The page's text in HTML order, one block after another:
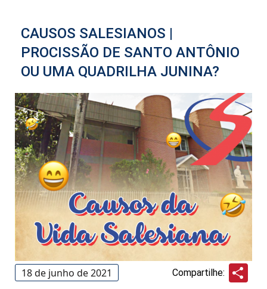
CAUSOS SALESIANOS |
PROCISSÃO DE SANTO ANTÔNIO
OU UMA QUADRILHA JUNINA?
18 de junho de 2021 Compartilhe: